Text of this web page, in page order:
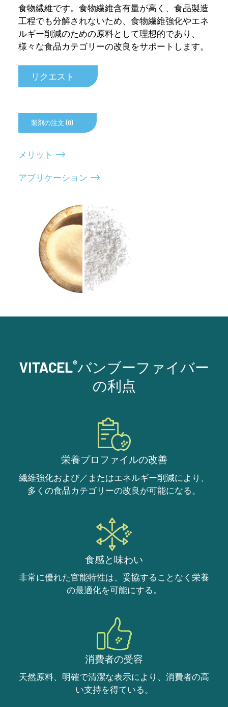
食物繊維です。食物繊維含有量が高く、食品製造
工程でも分解されないため、食物繊維強化やエネ
ルギー削減のための原料として理想的であり、
様々な食品カテゴリーの改良をサポートします。
リクエスト
製剤の注文 (0)
メリット
アプリケーション
VITACEL®バンブーファイバー
の利点
栄養プロファイルの改善
繊維強化および／またはエネルギー削減により、
多くの食品カテゴリーの改良が可能になる。
食感と味わい
非常に優れた官能特性は、妥協することなく栄養
の最適化を可能にする。
消費者の受容
天然原料、明確で清潔な表示により、消費者の高
い支持を得ている。